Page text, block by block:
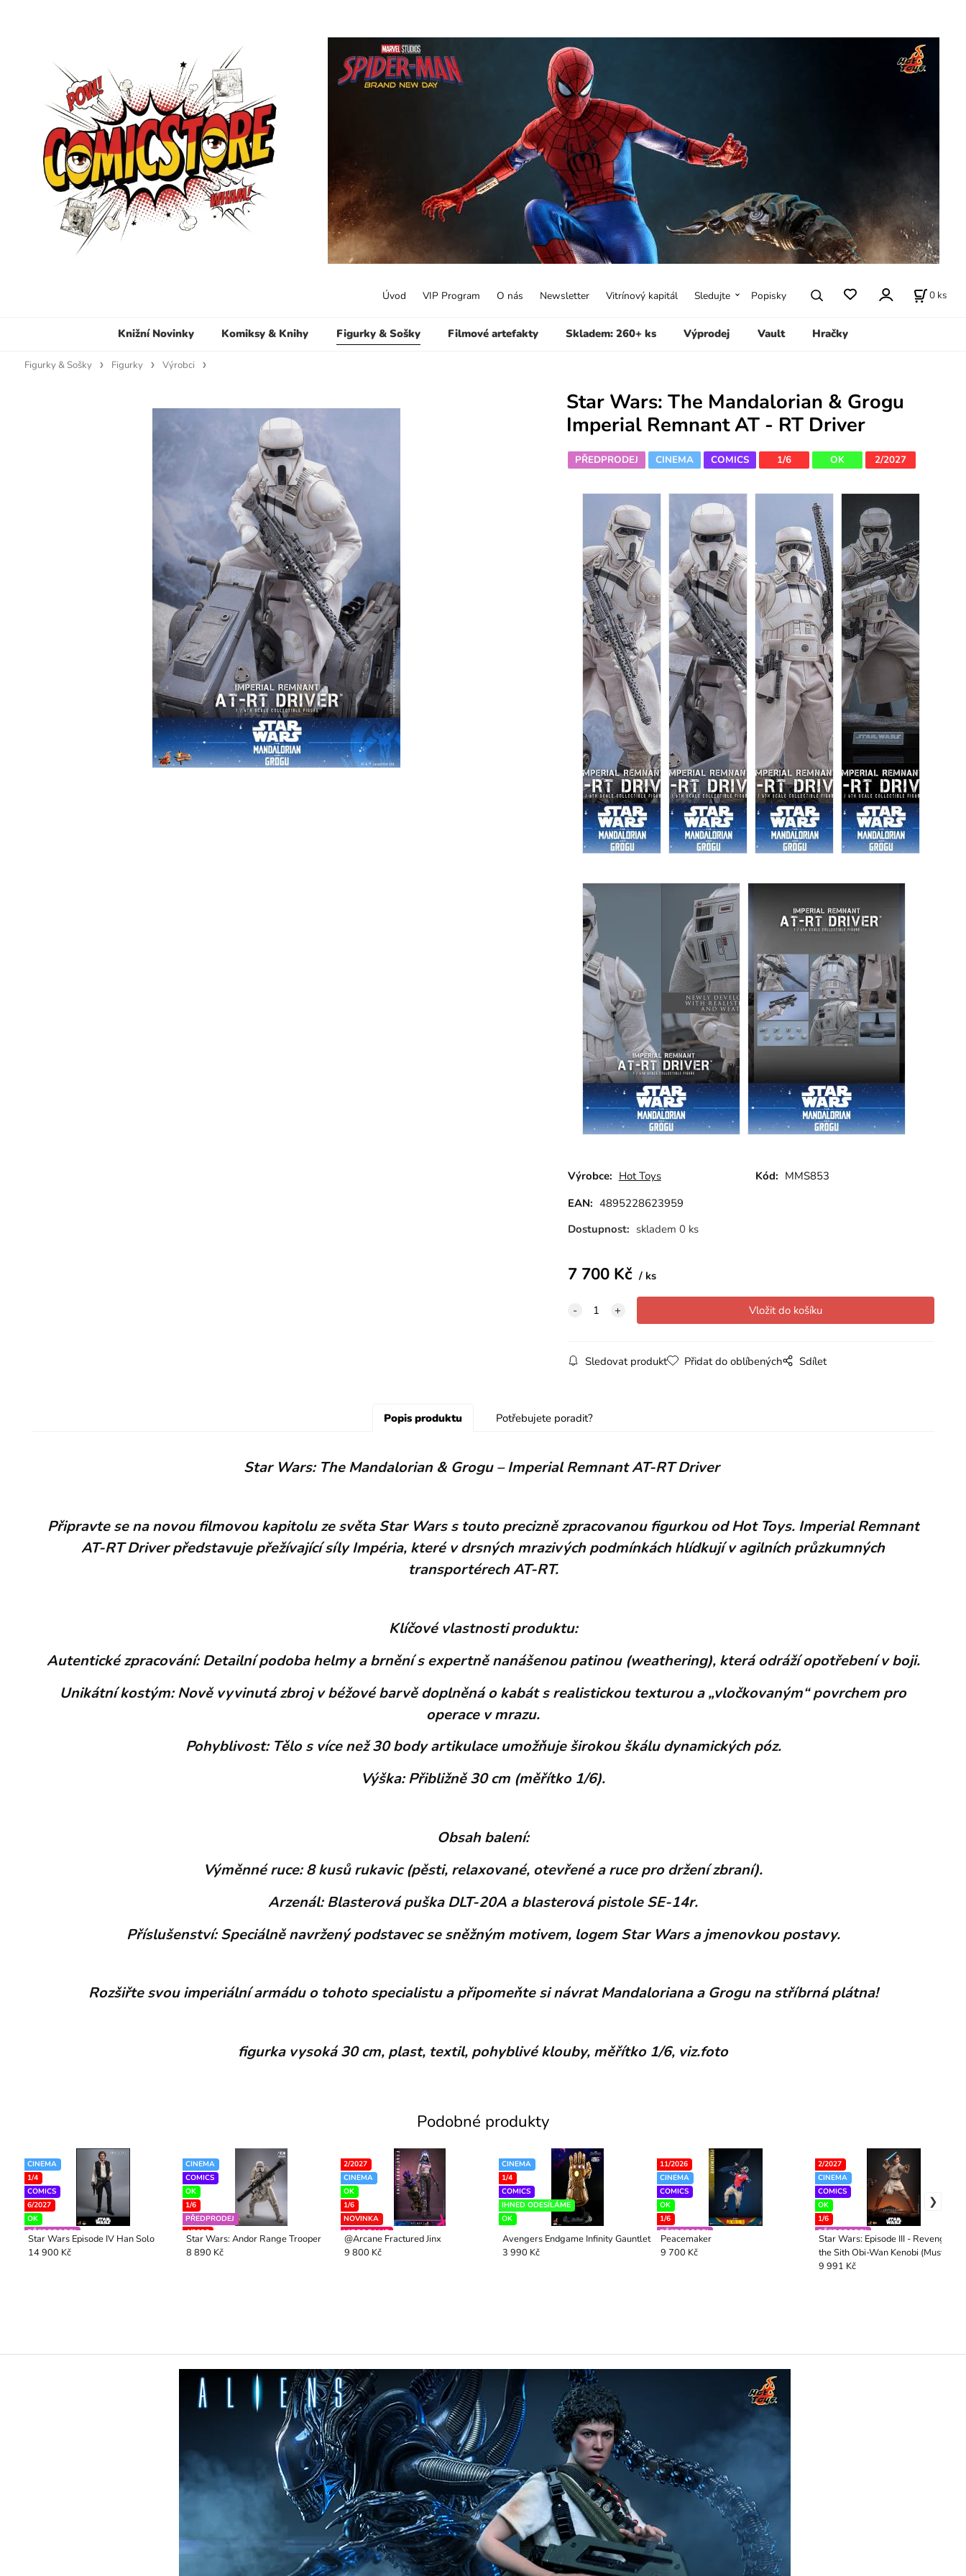
Knižní Novinky Komiksy & Knihy Figurky & Sošky Filmové artefakty Skladem: 260+ ks Výprodej Vault Hračky
Úvod VIP Program O nás Newsletter Vitrínový kapitál Sledujte Popisky 0 ks
Figurky & Sošky Figurky Výrobci
Star Wars: The Mandalorian & Grogu
Imperial Remnant AT - RT Driver
PŘEDPRODEJ CINEMA COMICS 1/6 OK 2/2027
Výrobce: Hot Toys Kód: MMS853
EAN: 4895228623959
Dostupnost: skladem 0 ks
7 700Kč ks
Sledovat produkt Přidat do oblíbených Sdílet
Popis produktu Potřebujete poradit?
Star Wars: The Mandalorian & Grogu – Imperial Remnant AT-RT Driver
Připravte se na novou filmovou kapitolu ze světa Star Wars s touto precizně zpracovanou figurkou od Hot Toys. Imperial Remnant
AT-RT Driver představuje přežívající síly Impéria, které v drsných mrazivých podmínkách hlídkují v agilních průzkumných
transportérech AT-RT.
Klíčové vlastnosti produktu:
Autentické zpracování: Detailní podoba helmy a brnění s expertně nanášenou patinou (weathering), která odráží opotřebení v boji.
Unikátní kostým: Nově vyvinutá zbroj v béžové barvě doplněná o kabát s realistickou texturou a „vločkovaným“ povrchem pro
operace v mrazu.
Pohyblivost: Tělo s více než 30 body artikulace umožňuje širokou škálu dynamických póz.
Výška: Přibližně 30 cm (měřítko 1/6).
Obsah balení:
Výměnné ruce: 8 kusů rukavic (pěsti, relaxované, otevřené a ruce pro držení zbraní).
Arzenál: Blasterová puška DLT-20A a blasterová pistole SE-14r.
Příslušenství: Speciálně navržený podstavec se sněžným motivem, logem Star Wars a jmenovkou postavy.
Rozšiřte svou imperiální armádu o tohoto specialistu a připomeňte si návrat Mandaloriana a Grogu na stříbrná plátna!
figurka vysoká 30 cm, plast, textil, pohyblivé klouby, měřítko 1/6, viz.foto
Podobné produkty
Star Wars Episode IV Han Solo
CINEMA
1/4
COMICS
6/2027
OK
PŘEDPRODEJ
VAULT !
14 900 Kč
Star Wars: Andor Range Trooper
CINEMA
COMICS
OK
1/6
PŘEDPRODEJ
4/2026
8 890 Kč
@Arcane Fractured Jinx
2/2027
CINEMA
OK
1/6
NOVINKA
VIDEOGAME
PŘEDPRODEJ
9 800 Kč
Avengers Endgame Infinity Gauntlet
CINEMA
1/4
COMICS
IHNED ODESÍLÁME
OK
3 990 Kč
Peacemaker
11/2026
CINEMA
COMICS
OK
1/6
PŘEDPRODEJ
9 700 Kč
Star Wars: Episode III - Revenge of
the Sith Obi-Wan Kenobi (Mustafar)
2/2027
CINEMA
COMICS
OK
1/6
PŘEDPRODEJ
9 991 Kč